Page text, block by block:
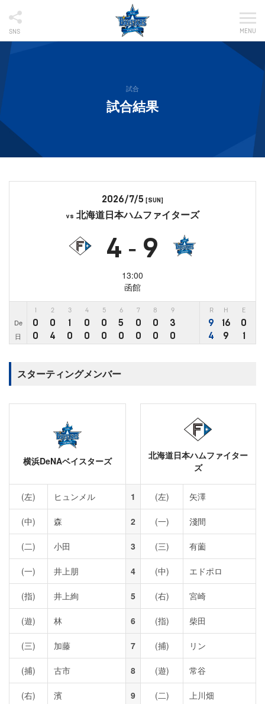
SNS MENU
試合
試合結果
2026/7/5 [SUN]
vs 北海道日本ハムファイターズ
4 - 9
13:00
函館
2 3 4 5 6 7 8 9 R H E
De 0 0 1 0 0 5 0 0 3 9 16 0
日 0 4 0 0 0 0 0 0 0 4 9 1
スターティングメンバー
横浜DeNAベイスターズ
北海道日本ハムファイター
ズ
(左) ヒュンメル 1 (左) 矢澤
(中) 森 2 (一) 淺間
(二) 小田 3 (三) 有薗
(一) 井上朋 4 (中) エドポロ
(指) 井上絢 5 (右) 宮崎
(遊) 林 6 (指) 柴田
(三) 加藤 7 (捕) リン
(捕) 古市 8 (遊) 常谷
(右) 濱 9 (二) 上川畑